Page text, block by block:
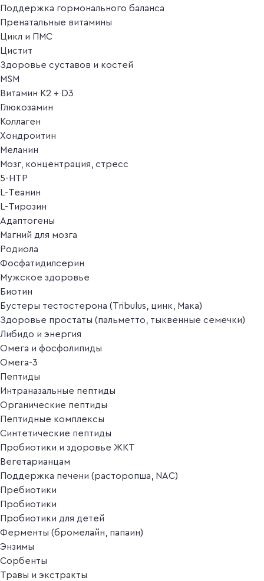
Поддержка гормонального баланса
Пренатальные витамины
Цикл и ПМС
Цистит
Здоровье суставов и костей
MSM
Витамин K2 + D3
Глюкозамин
Коллаген
Хондроитин
Меланин
Мозг, концентрация, стресс
5-HTP
L-Теанин
L-Тирозин
Адаптогены
Магний для мозга
Родиола
Фосфатидилсерин
Мужское здоровье
Биотин
Бустеры тестостерона (Tribulus, цинк, Мака)
Здоровье простаты (пальметто, тыквенные семечки)
Либидо и энергия
Омега и фосфолипиды
Омега-3
Пептиды
Интраназальные пептиды
Органические пептиды
Пептидные комплексы
Синтетические пептиды
Пробиотики и здоровье ЖКТ
Вегетарианцам
Поддержка печени (расторопша, NAC)
Пребиотики
Пробиотики
Пробиотики для детей
Ферменты (бромелайн, папаин)
Энзимы
Сорбенты
Травы и экстракты